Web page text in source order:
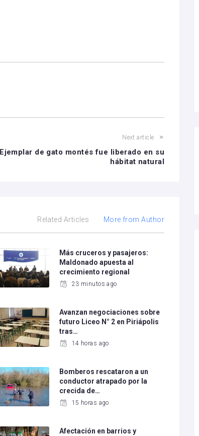
Next article
Ejemplar de gato montés fue liberado en su
hábitat natural
Related Articles More from Author
Más cruceros y pasajeros:
Maldonado apuesta al
crecimiento regional
23 minutos ago
Avanzan negociaciones sobre
futuro Liceo N° 2 en Piriápolis
tras…
14 horas ago
Bomberos rescataron a un
conductor atrapado por la
crecida de…
15 horas ago
Afectación en barrios y